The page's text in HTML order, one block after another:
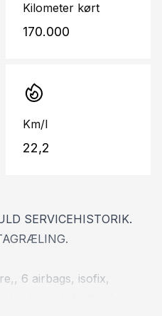
Kilometer kørt
170.000
Km/l
22,2
SERVICEHISTORIK.
6 airbags, isofix,